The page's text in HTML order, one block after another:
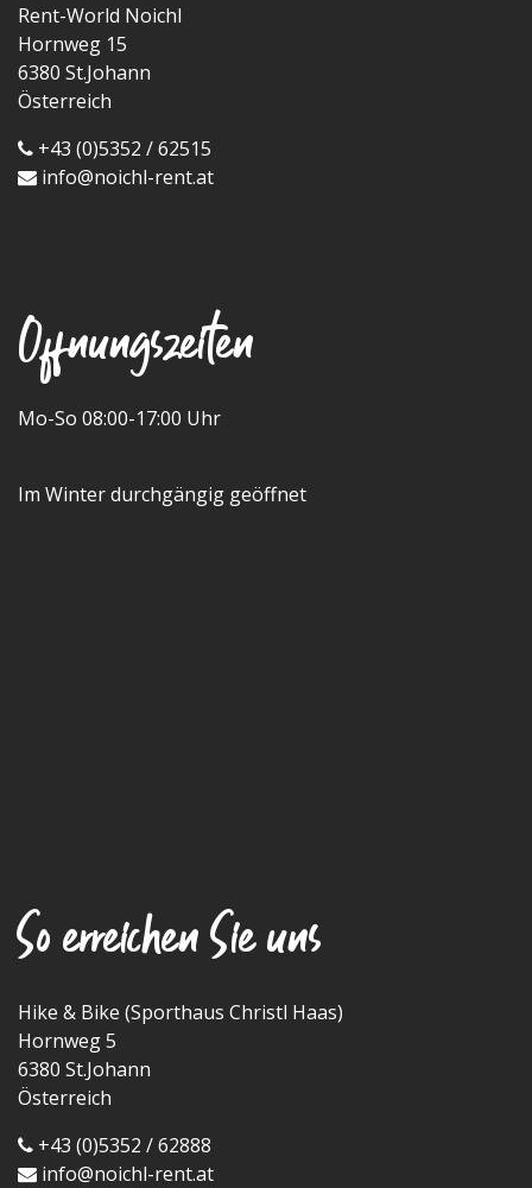
Rent-World Noichl
Hornweg 15
6380 St.Johann
Österreich
+43 (0)5352 / 62515
info@noichl-rent.at
Offnungszeiten
Mo-So 08:00-17:00 Uhr
Im Winter durchgängig geöffnet
So erreichen Sie uns
Hike & Bike (Sporthaus Christl Haas)
Hornweg 5
6380 St.Johann
Österreich
+43 (0)5352 / 62888
info@noichl-rent.at